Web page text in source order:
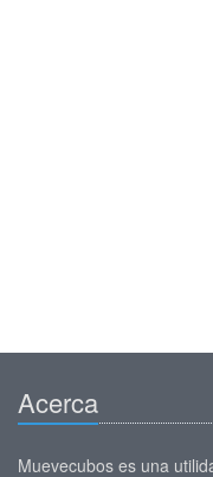
Acerca
Muevecubos es una